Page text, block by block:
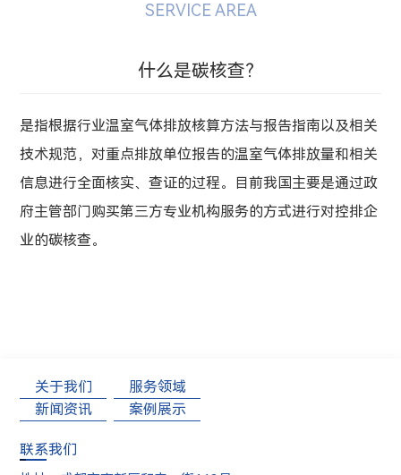
SERVICE AREA
什么是碳核查？
是指根据行业温室气体排放核算方法与报告指南以及相关
技术规范，对重点排放单位报告的温室气体排放量和相关
信息进行全面核实、查证的过程。目前我国主要是通过政
府主管部门购买第三方专业机构服务的方式进行对控排企
业的碳核查。
关于我们
服务领域
新闻资讯
案例展示
联系我们